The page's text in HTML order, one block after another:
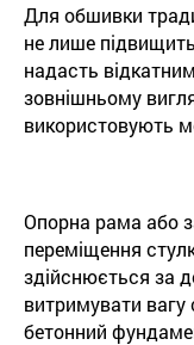
Для обшивки
не лише
надасть
зовнішньому
використовують
Опорна рама або
переміщення
здійснюється за
витримувати вагу
бетонний